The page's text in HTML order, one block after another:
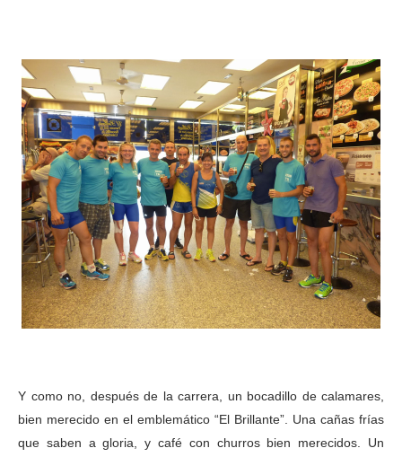
Y como no, después de la carrera, un bocadillo de calamares,
bien merecido en el emblemático “El Brillante”. Una cañas frías
que saben a gloria, y café con churros bien merecidos. Un